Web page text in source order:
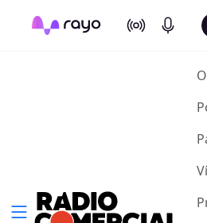
On Air Podcasts